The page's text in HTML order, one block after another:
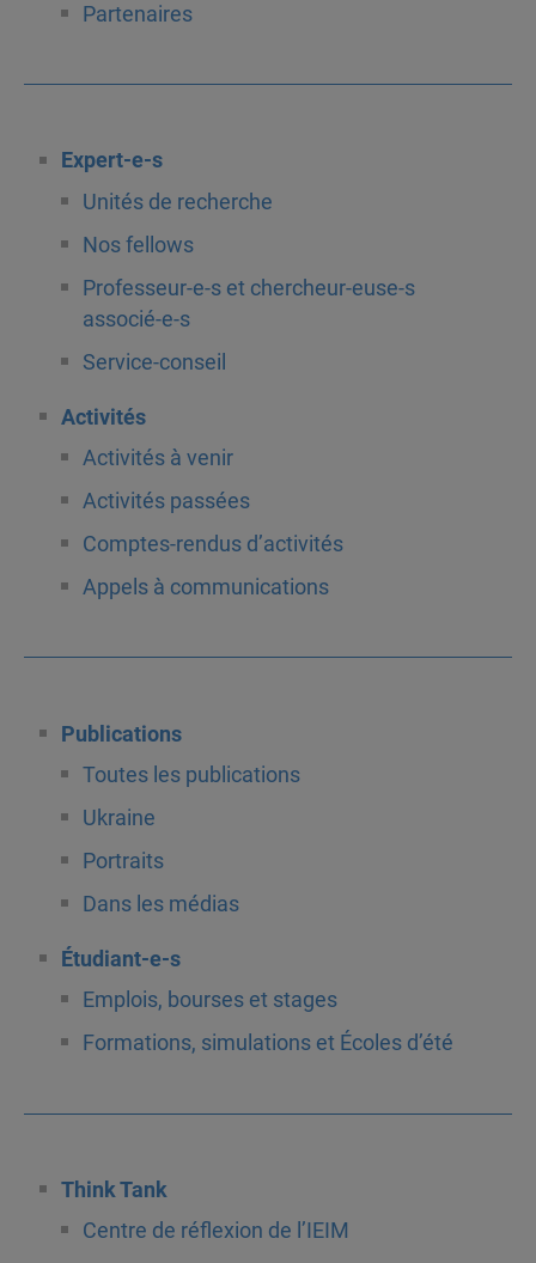
Partenaires
Expert-e-s
Unités de recherche
Nos fellows
Professeur-e-s et chercheur-euse-s
associé-e-s
Service-conseil
Activités
Activités à venir
Activités passées
Comptes-rendus d’activités
Appels à communications
Publications
Toutes les publications
Ukraine
Portraits
Dans les médias
Étudiant-e-s
Emplois, bourses et stages
Formations, simulations et Écoles d’été
Think Tank
Centre de réflexion de l’IEIM